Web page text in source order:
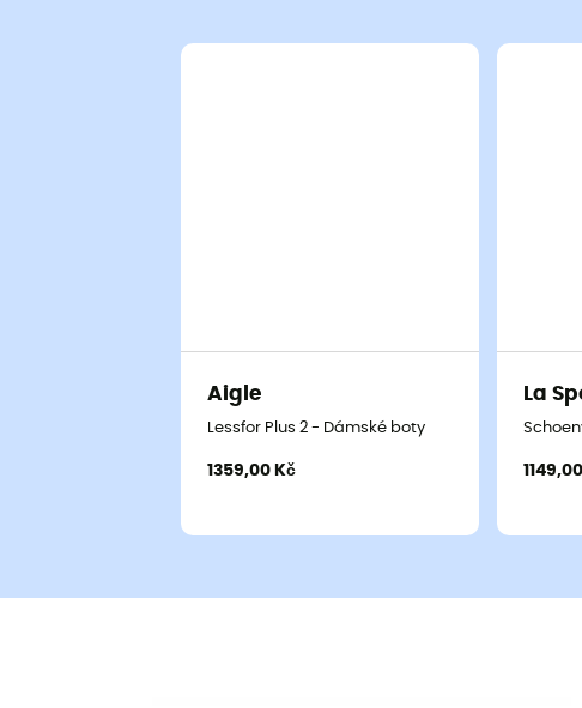
Aigle
Lessfor Plus 2 - Dámské boty
1359,00 Kč
La